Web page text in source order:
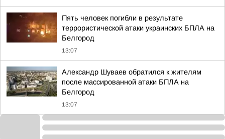
Пять человек погибли в результате
террористической атаки украинских БПЛА на
Белгород
13:07
Александр Шуваев обратился к жителям
после массированной атаки БПЛА на
Белгород
13:07